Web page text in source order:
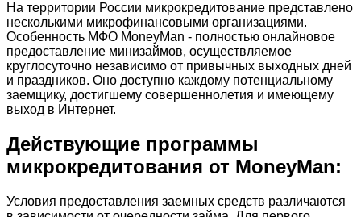
На территории России микрокредитование представлено
несколькими микрофинансовыми организациями.
Особенность МФО MoneyMan - полностью онлайновое
предоставление минизаймов, осуществляемое
круглосуточно независимо от привычных выходных дней
и праздников. Оно доступно каждому потенциальному
заемщику, достигшему совершеннолетия и имеющему
выход в Интернет.
Действующие программы
микрокредитования от MoneyMan:
Условия предоставления заемных средств различаются